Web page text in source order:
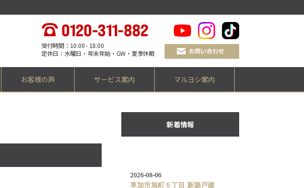
受付時間：10:00 - 18:00
定休日：水曜日・年末年始・GW・夏季休暇
お客様の声 サービス案内 マルヨシ案内
新着情報